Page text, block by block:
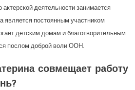
деятельности занимается
является постоянным участником
детским домам и благотворительным
послом доброй воли ООН.
совмещает работу